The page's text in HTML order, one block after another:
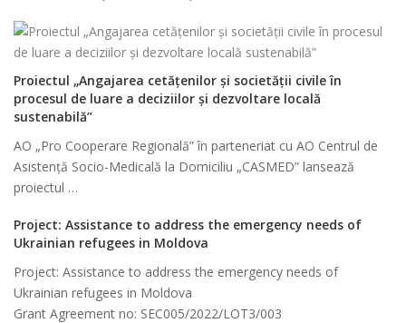
Proiectul „Angajarea cetățenilor și societății civile în
procesul de luare a deciziilor și dezvoltare locală
sustenabilă”
AO „Pro Cooperare Regională” în parteneriat cu AO Centrul de
Asistenţă Socio-Medicală la Domiciliu „CASMED” lansează
proiectul …
Project: Assistance to address the emergency needs of
Ukrainian refugees in Moldova
Project: Assistance to address the emergency needs of
Ukrainian refugees in Moldova
Grant Agreement no: SEC005/2022/LOT3/003